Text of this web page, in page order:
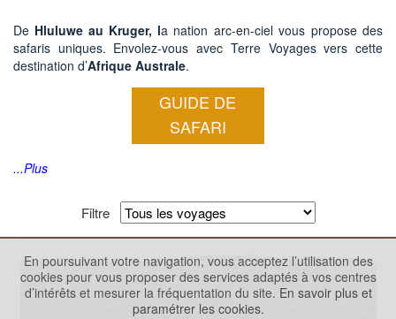
De Hluluwe au Kruger, la nation arc-en-ciel vous propose des
safaris uniques. Envolez-vous avec Terre Voyages vers cette
destination d’Afrique Australe.
GUIDE DE
SAFARI
...Plus
Filtre
En poursuivant votre navigation, vous acceptez l’utilisation des
cookies pour vous proposer des services adaptés à vos centres
d’intérêts et mesurer la fréquentation du site. En savoir plus et
paramétrer les cookies.